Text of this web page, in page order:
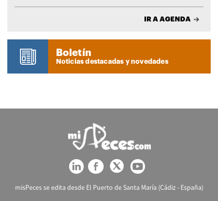
IR A AGENDA
Boletín
Noticias destacadas y novedades
misPeces se edita desde El Puerto de Santa María (Cádiz - España)